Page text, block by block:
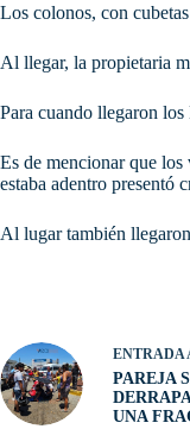
Los colonos, con
Al llegar, la propietaria
Para cuando llegaron
Es de mencionar que
estaba adentro presentó
Al lugar también
ENTRADA
PAREJA
UNA